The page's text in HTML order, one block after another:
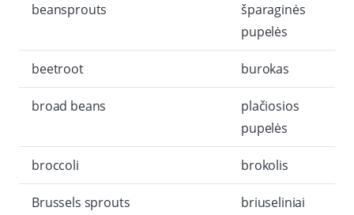
beansprouts
šparaginės
pupelės
beetroot burokas
broad beans
plačiosios
pupelės
broccoli brokolis
Brussels sprouts
briuseliniai